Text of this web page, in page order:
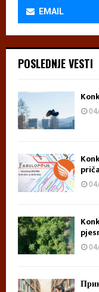
EMAIL
POSLEDNJE VESTI
priča